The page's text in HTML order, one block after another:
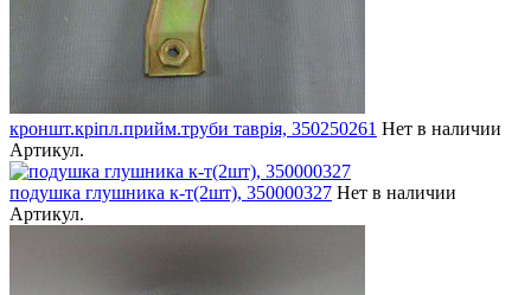
кроншт.кріпл.прийм.труби таврія, 350250261 Нет в наличии
Артикул.
подушка глушника к-т(2шт), 350000327 Нет в наличии
Артикул.